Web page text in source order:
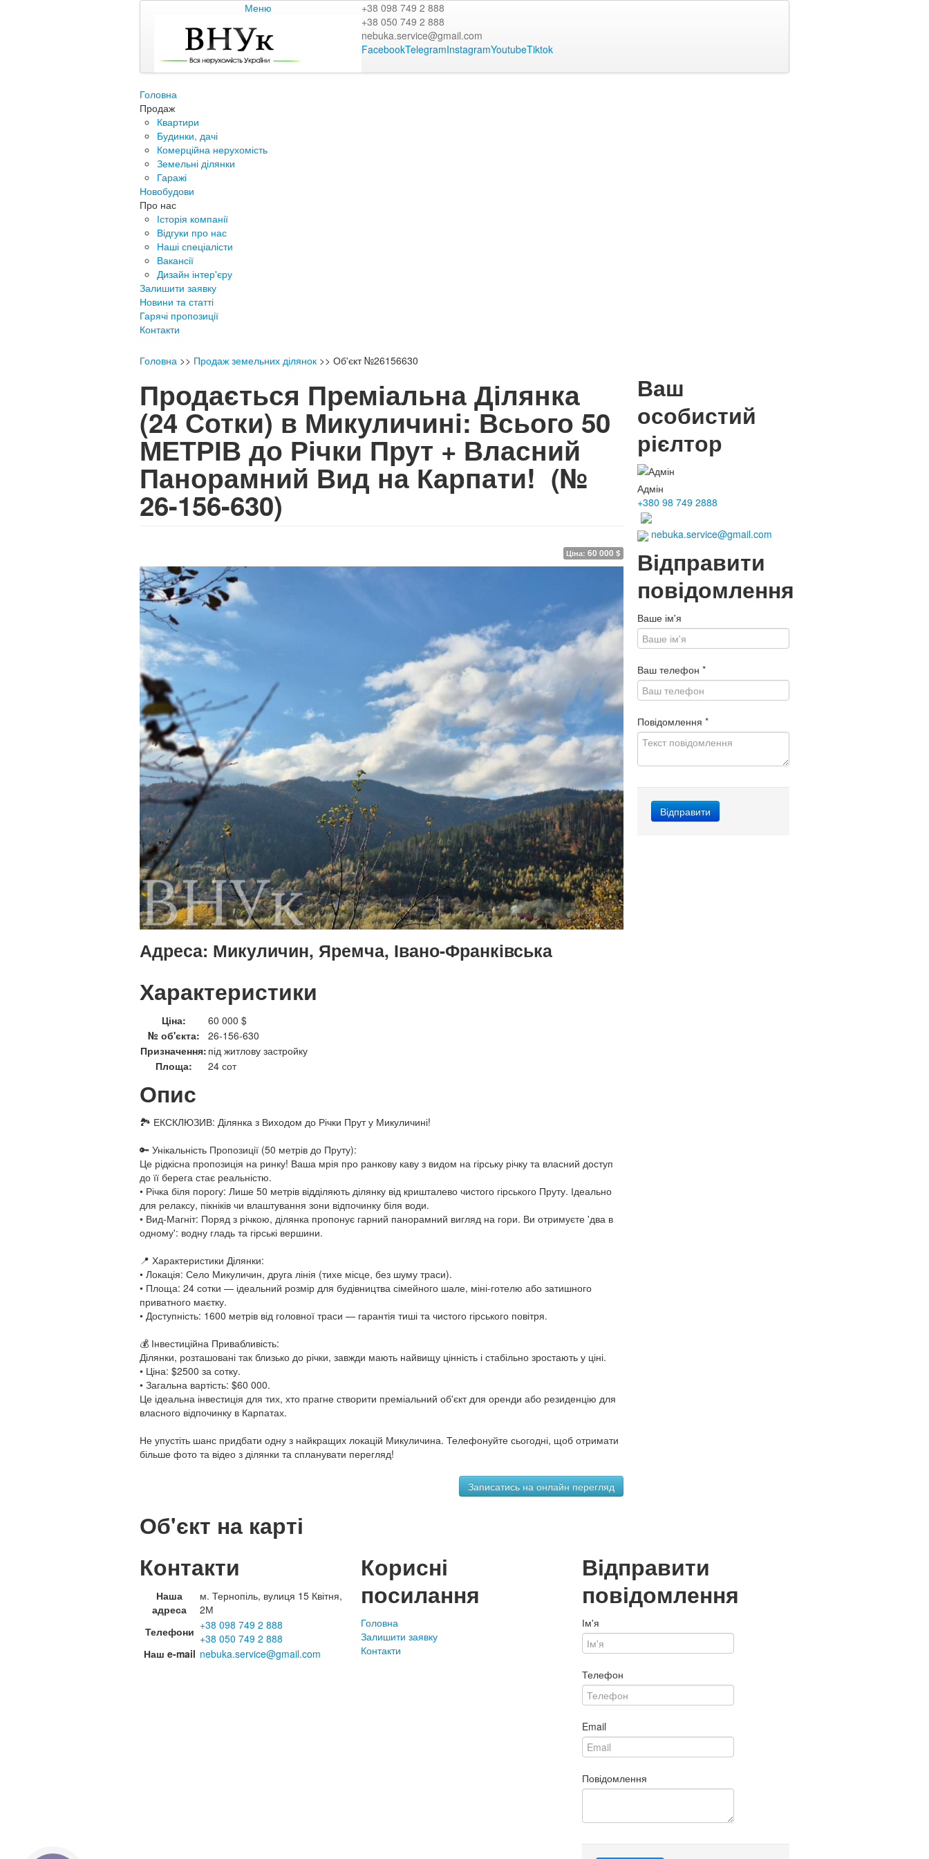
Меню
+38 098 749 2 888
+38 050 749 2 888
nebuka.service@gmail.com
FacebookTelegramInstagramYoutubeTiktok
Головна
Продаж
Квартири
Будинки, дачі
Комерційна нерухомість
Земельні ділянки
Гаражі
Новобудови
Про нас
Історія компанії
Відгуки про нас
Наші спеціалісти
Вакансії
Дизайн інтер'єру
Залишити заявку
Новини та статті
Гарячі пропозиції
Контакти
Головна >> Продаж земельних ділянок >> Об'єкт №26156630
Продається Преміальна Ділянка
(24 Сотки) в Микуличині: Всього 50
МЕТРІВ до Річки Прут + Власний
Панорамний Вид на Карпати! (№
26-156-630)
Ціна: 60 000 $
Адреса: Микуличин, Яремча, Івано-Франківська
Характеристики
Ціна:
60 000 $
№ об'єкта:
26-156-630
Призначення: під житлову застройку
Площа:
24 сот
Опис
🏞️ ЕКСКЛЮЗИВ: Ділянка з Виходом до Річки Прут у Микуличині!
🔑 Унікальність Пропозиції (50 метрів до Пруту):
Це рідкісна пропозиція на ринку! Ваша мрія про ранкову каву з видом на гірську річку та власний доступ
до її берега стає реальністю.
• Річка біля порогу: Лише 50 метрів відділяють ділянку від кришталево чистого гірського Пруту. Ідеально
для релаксу, пікніків чи влаштування зони відпочинку біля води.
• Вид-Магніт: Поряд з річкою, ділянка пропонує гарний панорамний вигляд на гори. Ви отримуєте 'два в
одному': водну гладь та гірські вершини.
📍 Характеристики Ділянки:
• Локація: Село Микуличин, друга лінія (тихе місце, без шуму траси).
• Площа: 24 сотки — ідеальний розмір для будівництва сімейного шале, міні-готелю або затишного
приватного маєтку.
• Доступність: 1600 метрів від головної траси — гарантія тиші та чистого гірського повітря.
💰 Інвестиційна Привабливість:
Ділянки, розташовані так близько до річки, завжди мають найвищу цінність і стабільно зростають у ціні.
• Ціна: $2500 за сотку.
• Загальна вартість: $60 000.
Це ідеальна інвестиція для тих, хто прагне створити преміальний об'єкт для оренди або резиденцію для
власного відпочинку в Карпатах.
Не упустіть шанс придбати одну з найкращих локацій Микуличина. Телефонуйте сьогодні, щоб отримати
більше фото та відео з ділянки та спланувати перегляд!
Об'єкт на карті
Ваш
особистий
рієлтор
Адмін
+380 98 749 2888
nebuka.service@gmail.com
Відправити
повідомлення
Ваше ім'я
Ваш телефон *
Повідомлення *
Контакти
Наша
адреса
м. Тернопіль, вулиця 15 Квітня,
2М
Телефони +38 098 749 2 888
+38 050 749 2 888
Наш e-mail nebuka.service@gmail.com
Корисні
посилання
Головна
Залишити заявку
Контакти
Відправити
повідомлення
Ім'я
Телефон
Email
Повідомлення